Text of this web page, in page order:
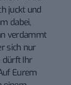
juckt und
dabei,
verdammt
sich nur
dürft Ihr
Eurem